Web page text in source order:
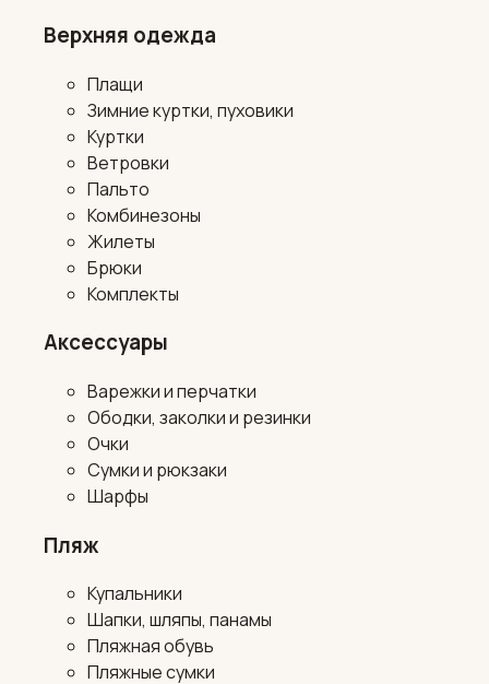
Верхняя одежда
Плащи
Зимние куртки, пуховики
Куртки
Ветровки
Пальто
Комбинезоны
Жилеты
Брюки
Комплекты
Аксессуары
Варежки и перчатки
Ободки, заколки и резинки
Очки
Сумки и рюкзаки
Шарфы
Пляж
Купальники
Шапки, шляпы, панамы
Пляжная обувь
Пляжные сумки